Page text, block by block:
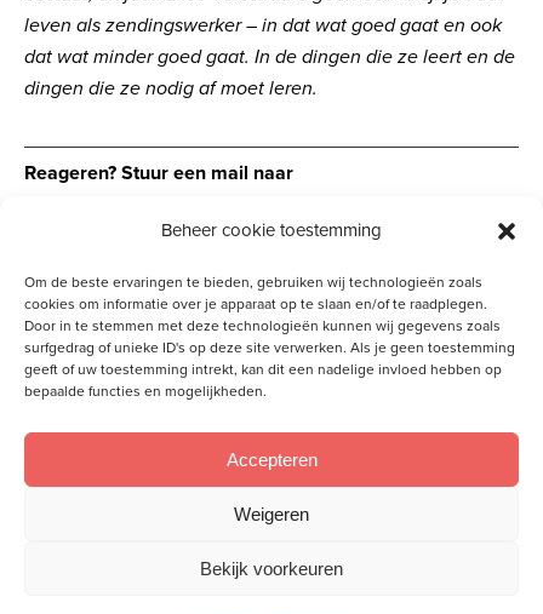
Beheer cookie toestemming
Om de beste ervaringen te bieden, gebruiken wij technologieën zoals
cookies om informatie over je apparaat op te slaan en/of te raadplegen.
Door in te stemmen met deze technologieën kunnen wij gegevens zoals
surfgedrag of unieke ID's op deze site verwerken. Als je geen toestemming
geeft of uw toestemming intrekt, kan dit een nadelige invloed hebben op
bepaalde functies en mogelijkheden.
Accepteren
Weigeren
Bekijk voorkeuren
leven als zendingswerker – in dat wat goed gaat en ook
dat wat minder goed gaat. In de dingen die ze leert en de
dingen die ze nodig af moet leren.
Reageren? Stuur een mail naar
Gerelateerde artikelen
‘We voelen ons verbonden, samen één in
Christus’
‘Ik dacht dat ik Gods nabijheid zou voelen …
maar het bleef stil’
Leven in het Licht